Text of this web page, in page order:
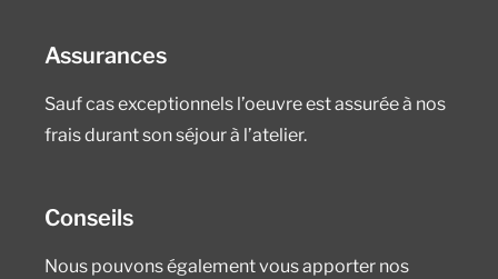
Assurances
Sauf cas exceptionnels l’oeuvre est assurée à nos
frais durant son séjour à l’atelier.
Conseils
Nous pouvons également vous apporter nos